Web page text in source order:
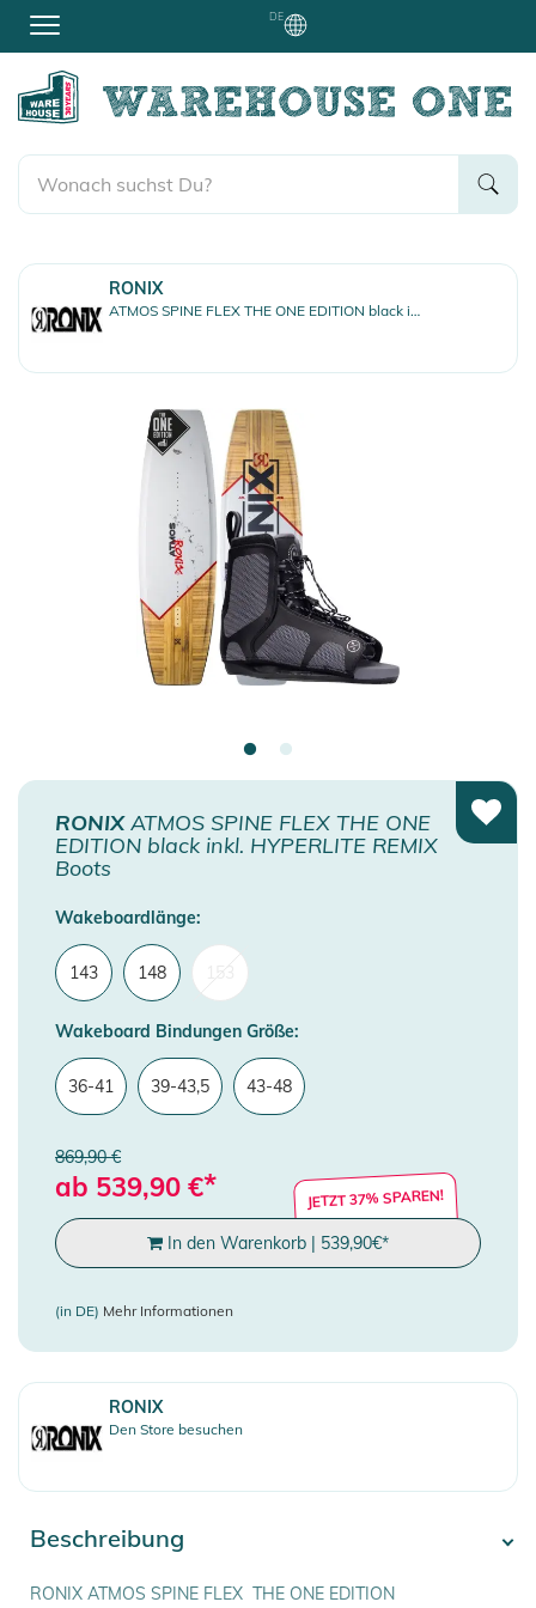
DE
RONIX
ATMOS SPINE FLEX THE ONE EDITION black inkl. HYPERLITE REMIX Boots
RONIXATMOS SPINE FLEX THE ONE
EDITION black inkl. HYPERLITE REMIX
Boots
Wakeboardlänge:
143 148
Wakeboard Bindungen Größe:
36-41 39-43,5 43-48
869,90 €
ab 539,90 €* JETZT 37% SPAREN!
In den Warenkorb | 539,90€*
(in DE) Mehr Informationen
RONIX
Den Store besuchen
Beschreibung
RONIX ATMOS SPINE FLEX  THE ONE EDITION